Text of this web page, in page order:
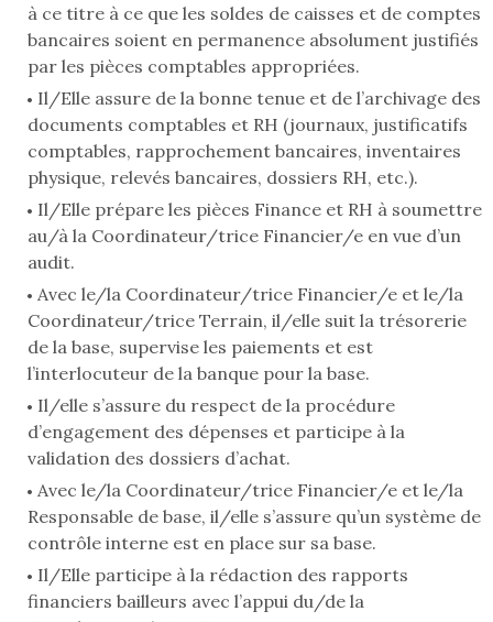
à ce titre à ce que les soldes de caisses et de comptes
bancaires soient en permanence absolument justifiés
par les pièces comptables appropriées.
Il/Elle assure de la bonne tenue et de l’archivage des
documents comptables et RH (journaux, justificatifs
comptables, rapprochement bancaires, inventaires
physique, relevés bancaires, dossiers RH, etc.).
Il/Elle prépare les pièces Finance et RH à soumettre
au/à la Coordinateur/trice Financier/e en vue d’un
audit.
Avec le/la Coordinateur/trice Financier/e et le/la
Coordinateur/trice Terrain, il/elle suit la trésorerie
de la base, supervise les paiements et est
l’interlocuteur de la banque pour la base.
Il/elle s’assure du respect de la procédure
d’engagement des dépenses et participe à la
validation des dossiers d’achat.
Avec le/la Coordinateur/trice Financier/e et le/la
Responsable de base, il/elle s’assure qu’un système de
contrôle interne est en place sur sa base.
Il/Elle participe à la rédaction des rapports
financiers bailleurs avec l’appui du/de la